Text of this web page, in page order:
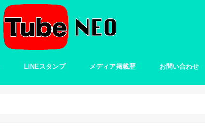
LINEスタンプ メディア掲載歴 お問い合わせ